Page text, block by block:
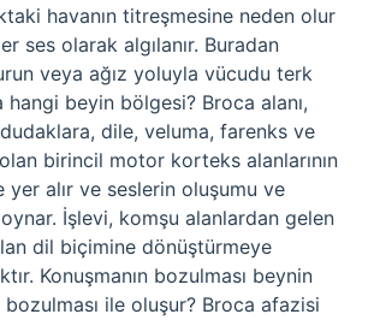
havanın titreşmesine neden olur
ses olarak algılanır. Buradan
veya ağız yoluyla vücudu terk
hangi beyin bölgesi? Broca alanı,
dile, veluma, farenks ve
birincil motor korteks alanlarının
yer alır ve seslerin oluşumu ve
İşlevi, komşu alanlardan gelen
dil biçimine dönüştürmeye
Konuşmanın bozulması beynin
bozulması ile oluşur? Broca afazisi